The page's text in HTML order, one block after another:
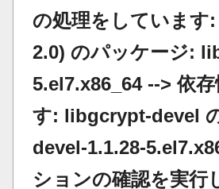
の処理をしていま
2.0) のパッケージ:
5.el7.x86_64 --> 依
す: libgcrypt-devel
devel-1.1.28-
ションの確認を実行